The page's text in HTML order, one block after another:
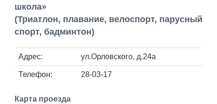
Афиша
Транспорт
школа»
(Триатлон, плавание, велоспорт, парусный
спорт, бадминтон)
Адрес: ул.Орловского, д.24а
Телефон: 28-03-17
Карта проезда